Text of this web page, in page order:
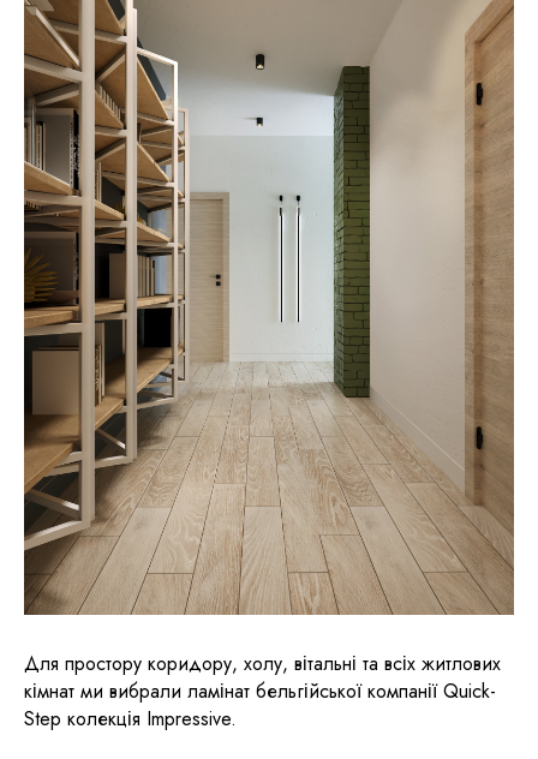
Для простору коридору, холу, вітальні та всіх житлових
кімнат ми вибрали ламінат бельгійської компанії Quick-
Step колекція Impressive.